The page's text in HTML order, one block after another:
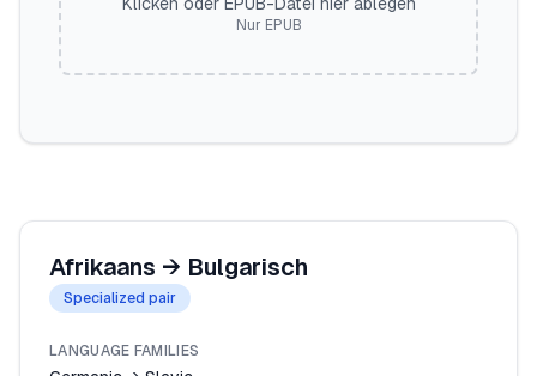
Nur EPUB
Afrikaans → Bulgarisch
Specialized pair
LANGUAGE FAMILIES